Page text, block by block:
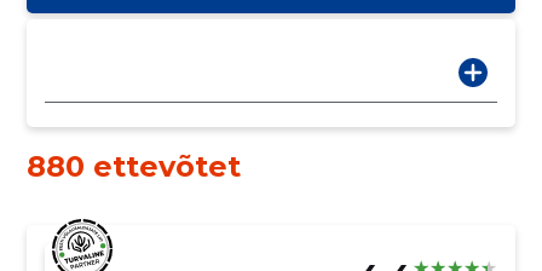
880 ettevõtet